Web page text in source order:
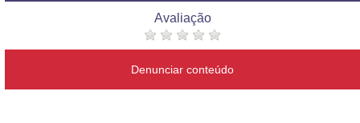
Avaliação
Denunciar conteúdo